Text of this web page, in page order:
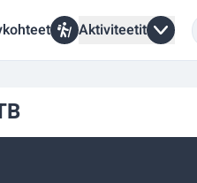
Aktiviteetit